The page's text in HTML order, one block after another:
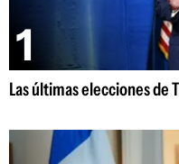
Las últimas elecciones de